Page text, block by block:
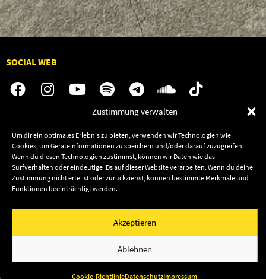
Zustimmung verwalten
Um dir ein optimales Erlebnis zu bieten, verwenden wir Technologien wie
Cookies, um Geräteinformationen zu speichern und/oder darauf zuzugreifen.
Wenn du diesen Technologien zustimmst, können wir Daten wie das
Surfverhalten oder eindeutige IDs auf dieser Website verarbeiten. Wenn du deine
Zustimmung nicht erteilst oder zurückziehst, können bestimmte Merkmale und
Funktionen beeinträchtigt werden.
Akzeptieren
Ablehnen
Cookie-RichtlinieDatenschutzImpressum
SOCIAL WEB
News
Artists
Releases
Kontakt
Termine
Shop
Datenschutz
Newsletter
Cookie-Richtlinie (EU)